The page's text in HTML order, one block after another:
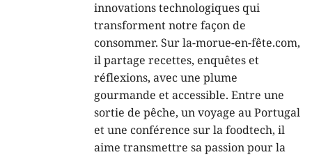
innovations technologiques qui
transforment notre façon de
consommer. Sur la-morue-en-fête.com,
il partage recettes, enquêtes et
réflexions, avec une plume
gourmande et accessible. Entre une
sortie de pêche, un voyage au Portugal
et une conférence sur la foodtech, il
aime transmettre sa passion pour la